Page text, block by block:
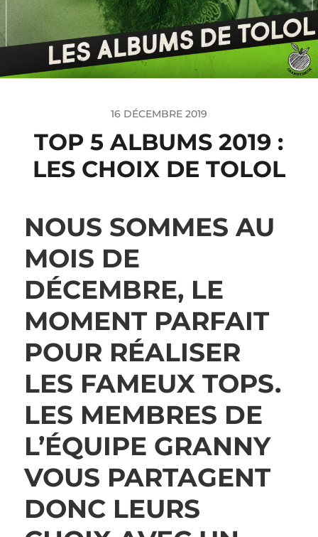
16 DÉCEMBRE 2019
TOP 5 ALBUMS 2019 :
LES CHOIX DE TOLOL
NOUS SOMMES AU
MOIS DE
DÉCEMBRE, LE
MOMENT PARFAIT
POUR RÉALISER
LES FAMEUX TOPS.
LES MEMBRES DE
L’ÉQUIPE GRANNY
VOUS PARTAGENT
DONC LEURS